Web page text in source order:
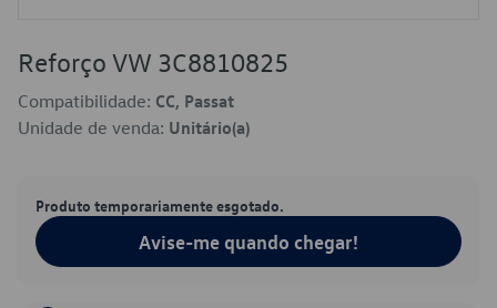
Reforço VW 3C8810825
Compatibilidade: CC, Passat
Unidade de venda: Unitário(a)
Produto temporariamente esgotado.
Avise-me quando chegar!